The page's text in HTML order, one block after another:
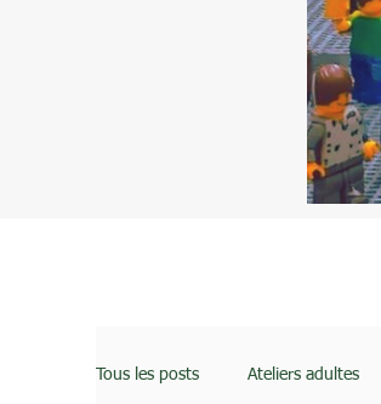
Tous les posts Ateliers adultes